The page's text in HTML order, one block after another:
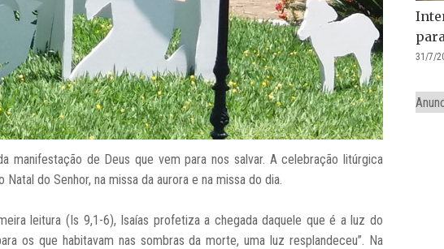
de Deus que vem para nos salvar. A celebração litúrgica
do Senhor, na missa da aurora e na missa do dia.
leitura (Is 9,1-6), Isaías profetiza a chegada daquele que é a luz do
os que habitavam nas sombras da morte, uma luz resplandeceu”. Na
31/7/